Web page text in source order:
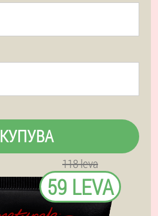
КУПУВА
118 leva
59 LEVA